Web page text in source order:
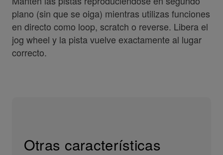
plano (sin que se oiga) mientras utilizas funciones
en directo como loop, scratch o reverse. Libera el
jog wheel y la pista vuelve exactamente al lugar
correcto.
Otras características